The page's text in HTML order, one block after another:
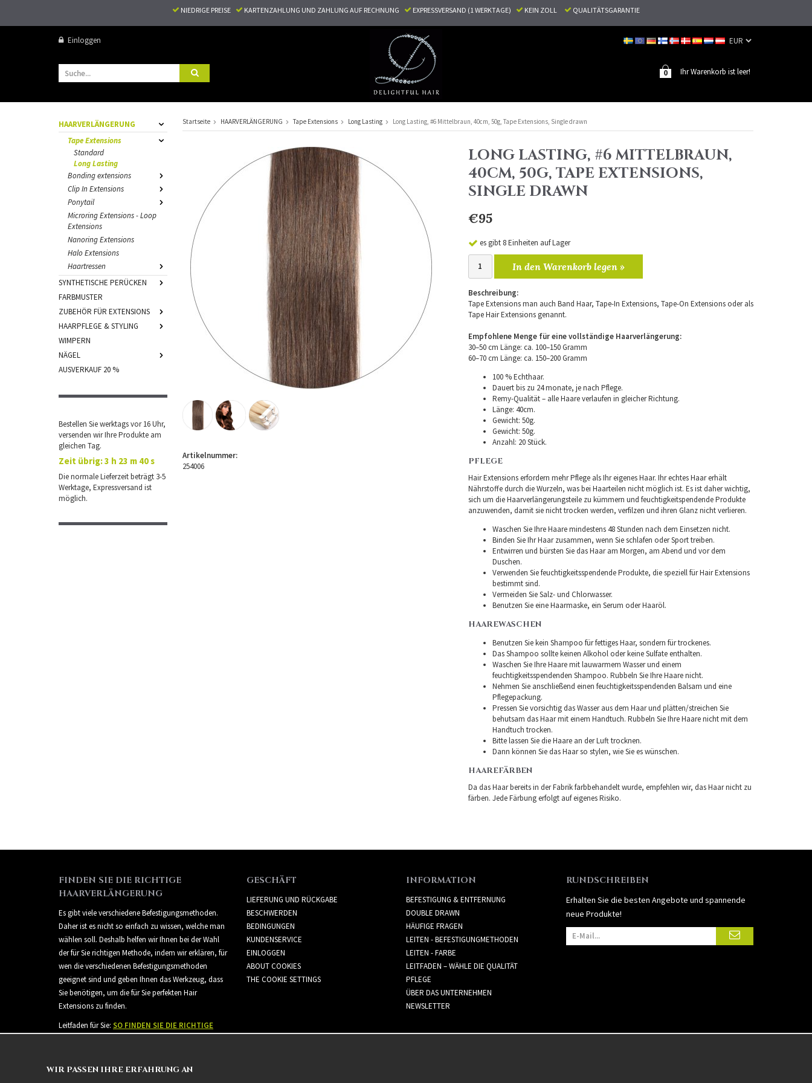
NIEDRIGE PREISE KARTENZAHLUNG UND ZAHLUNG AUF RECHNUNG EXPRESSVERSAND (1 WERKTAGE) KEIN ZOLL QUALITÄTSGARANTIE
Einloggen
Ihr Warenkorb ist leer!
0
HAARVERLÄNGERUNG
Tape Extensions
Standard
Long Lasting
Bonding extensions
Clip In Extensions
Ponytail
Microring Extensions - Loop
Extensions
Nanoring Extensions
Halo Extensions
Haartressen
SYNTHETISCHE PERÜCKEN
FARBMUSTER
ZUBEHÖR FÜR EXTENSIONS
HAARPFLEGE & STYLING
WIMPERN
NÄGEL
AUSVERKAUF 20 %
Bestellen Sie werktags vor 16 Uhr,
versenden wir Ihre Produkte am
gleichen Tag.
Zeit übrig:3 h 23 m 40 s
Die normale Lieferzeit beträgt 3-5
Werktage, Expressversand ist
möglich.
Startseite HAARVERLÄNGERUNG Tape Extensions Long Lasting Long Lasting, #6 Mittelbraun, 40cm, 50g, Tape Extensions, Single drawn
LONG LASTING, #6 MITTELBRAUN,
40CM, 50G, TAPE EXTENSIONS,
SINGLE DRAWN
€95
es gibt 8 Einheiten auf Lager
In den Warenkorb legen »
Beschreibung:
Tape Extensions man auch Band Haar, Tape-In Extensions, Tape-On Extensions oder als
Tape Hair Extensions genannt.
Empfohlene Menge für eine vollständige Haarverlängerung:
30–50 cm Länge: ca. 100–150 Gramm
60–70 cm Länge: ca. 150–200 Gramm
100 % Echthaar.
Dauert bis zu 24 monate, je nach Pflege.
Remy-Qualität – alle Haare verlaufen in gleicher Richtung.
Länge: 40cm.
Gewicht: 50g.
Gewicht: 50g.
Anzahl: 20 Stück.
PFLEGE
Hair Extensions erfordern mehr Pflege als Ihr eigenes Haar. Ihr echtes Haar erhält
Nährstoffe durch die Wurzeln, was bei Haarteilen nicht möglich ist. Es ist daher wichtig,
sich um die Haarverlängerungsteile zu kümmern und feuchtigkeitspendende Produkte
anzuwenden, damit sie nicht trocken werden, verfilzen und ihren Glanz nicht verlieren.
Waschen Sie Ihre Haare mindestens 48 Stunden nach dem Einsetzen nicht.
Binden Sie Ihr Haar zusammen, wenn Sie schlafen oder Sport treiben.
Entwirren und bürsten Sie das Haar am Morgen, am Abend und vor dem
Duschen.
Verwenden Sie feuchtigkeitsspendende Produkte, die speziell für Hair Extensions
bestimmt sind.
Vermeiden Sie Salz- und Chlorwasser.
Benutzen Sie eine Haarmaske, ein Serum oder Haaröl.
HAAREWASCHEN
Benutzen Sie kein Shampoo für fettiges Haar, sondern für trockenes.
Das Shampoo sollte keinen Alkohol oder keine Sulfate enthalten.
Waschen Sie Ihre Haare mit lauwarmem Wasser und einem
feuchtigkeitsspendenden Shampoo. Rubbeln Sie Ihre Haare nicht.
Nehmen Sie anschließend einen feuchtigkeitsspendenden Balsam und eine
Pflegepackung.
Pressen Sie vorsichtig das Wasser aus dem Haar und plätten/streichen Sie
behutsam das Haar mit einem Handtuch. Rubbeln Sie Ihre Haare nicht mit dem
Handtuch trocken.
Bitte lassen Sie die Haare an der Luft trocknen.
Dann können Sie das Haar so stylen, wie Sie es wünschen.
HAAREFÄRBEN
Da das Haar bereits in der Fabrik farbbehandelt wurde, empfehlen wir, das Haar nicht zu
färben. Jede Färbung erfolgt auf eigenes Risiko.
Artikelnummer:
254006
FINDEN SIE DIE RICHTIGE
HAARVERLÄNGERUNG
Es gibt viele verschiedene Befestigungsmethoden.
Daher ist es nicht so einfach zu wissen, welche man
wählen soll. Deshalb helfen wir Ihnen bei der Wahl
der für Sie richtigen Methode, indem wir erklären, für
wen die verschiedenen Befestigungsmethoden
geeignet sind und geben Ihnen das Werkzeug, dass
Sie benötigen, um die für Sie perfekten Hair
Extensions zu finden.
Leitfaden für Sie: SO FINDEN SIE DIE RICHTIGE
GESCHÄFT
LIEFERUNG UND RÜCKGABE
BESCHWERDEN
BEDINGUNGEN
KUNDENSERVICE
EINLOGGEN
ABOUT COOKIES
THE COOKIE SETTINGS
INFORMATION
BEFESTIGUNG & ENTFERNUNG
DOUBLE DRAWN
HÄUFIGE FRAGEN
LEITEN - BEFESTIGUNGMETHODEN
LEITEN - FARBE
LEITFADEN – WÄHLE DIE QUALITÄT
PFLEGE
ÜBER DAS UNTERNEHMEN
NEWSLETTER
RUNDSCHREIBEN
Erhalten Sie die besten Angebote und spannende
neue Produkte!
WIR PASSEN IHRE ERFAHRUNG AN